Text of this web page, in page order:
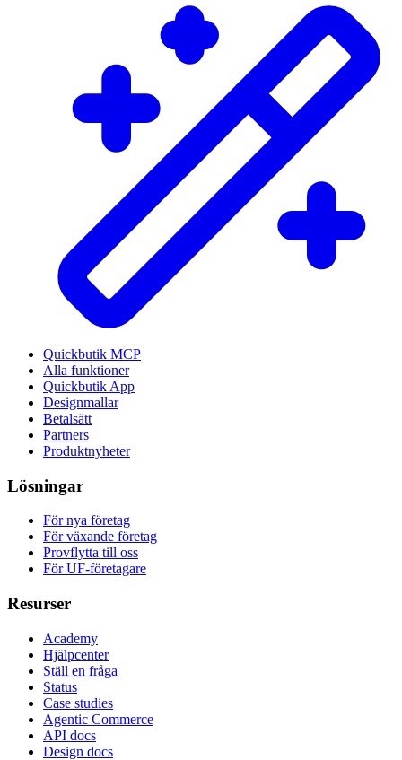
Quickbutik MCP
Alla funktioner
Quickbutik App
Designmallar
Betalsätt
Partners
Produktnyheter
Lösningar
För nya företag
För växande företag
Provflytta till oss
För UF-företagare
Resurser
Academy
Hjälpcenter
Ställ en fråga
Status
Case studies
Agentic Commerce
API docs
Design docs